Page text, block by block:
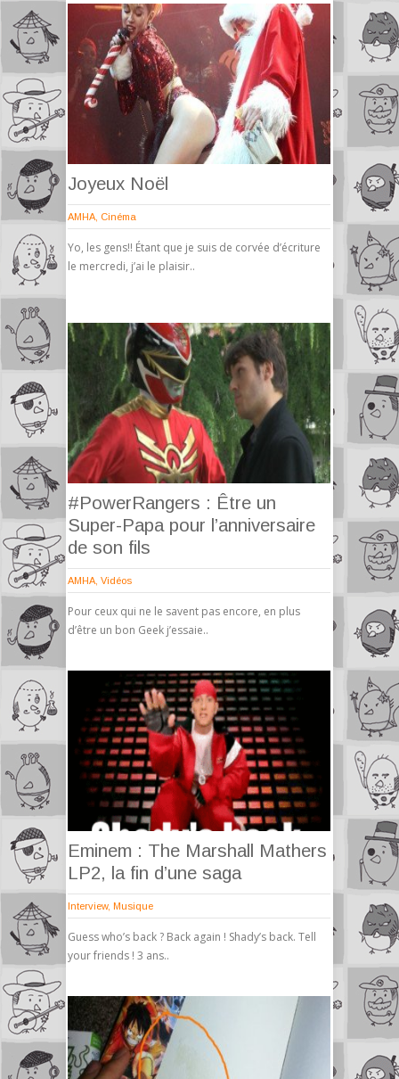
Joyeux Noël
AMHA Cinéma
Yo, les gens!! Étant que je suis de corvée d’écriture
le mercredi, j’ai le plaisir..
#PowerRangers : Être un
Super-Papa pour l’anniversaire
de son fils
AMHA Vidéos
Pour ceux qui ne le savent pas encore, en plus
d’être un bon Geek j’essaie..
Eminem : The Marshall Mathers
LP2, la fin d’une saga
Interview, Musique
Guess who’s back ? Back again ! Shady’s back. Tell
your friends ! 3 ans..